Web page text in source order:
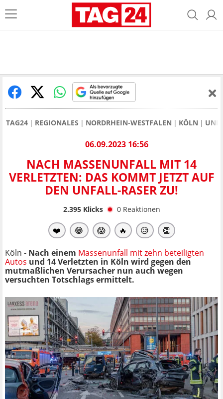
TAG24 REGIONALES NORDRHEIN-WESTFALEN KÖLN
06.09.2023 16:56
NACH MASSENUNFALL MIT 14
VERLETZTEN: DAS KOMMT JETZT AUF
DEN UNFALL-RASER ZU!
2.395Klicks 0 Reaktionen
❤️ 😂 😱 🔥 😥 👏
Köln - Nach einem Massenunfall mit zehn beteiligten
Autos und 14 Verletzten in Köln wird gegen den
mutmaßlichen Verursacher nun auch wegen
versuchten Totschlags ermittelt.